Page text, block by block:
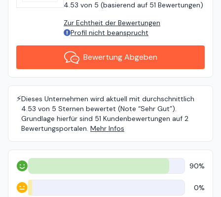
4.53 von 5 (basierend auf 51 Bewertungen)
Zur Echtheit der Bewertungen
Profil nicht beansprucht
Bewertung Abgeben
⚡️Dieses Unternehmen wird aktuell mit durchschnittlich
4.53 von 5 Sternen bewertet (Note “Sehr Gut”).
Grundlage hierfür sind 51 Kundenbewertungen auf 2
Bewertungsportalen. Mehr Infos
Positiv 90%
Neutral 0%